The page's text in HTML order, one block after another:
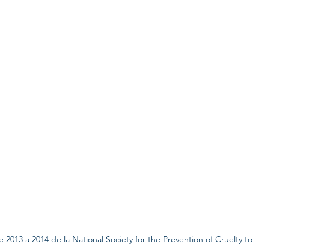
a 2014 de la National Society for the Prevention of Cruelty to